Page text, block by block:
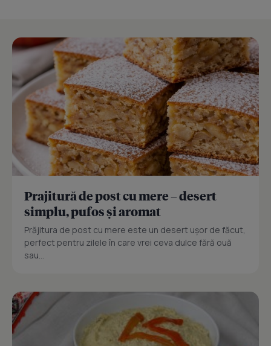
Prajitură de post cu mere – desert
simplu, pufos și aromat
Prăjitura de post cu mere este un desert ușor de făcut,
perfect pentru zilele în care vrei ceva dulce fără ouă
sau...